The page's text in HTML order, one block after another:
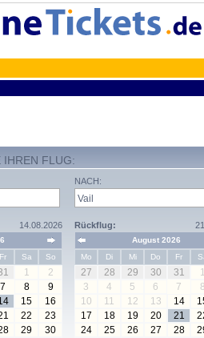
IHREN FLUG:
14.08.2026
Fr Sa So
1
2
7 8
9
15
16
22
23
29
30
NACH:
Rückflug:
August 2026
Mo
Di Mi Do Fr
27 28 29 30 31 1
3
4 5 6 7 8
10
11 12 13 14
17
18 19 20 21
24
25 26 27 28